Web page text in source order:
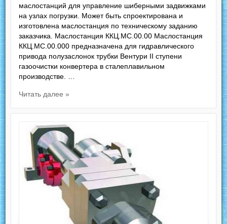
маслостанций для управление шиберными задвижками
на узлах погрузки. Может быть спроектирована и
изготовлена маслостанция по техническому заданию
заказчика. Маслостанция ККЦ.МС.00.00 Маслостанция
ККЦ.МС.00.000 предназначена для гидравлического
привода полузаслонок трубки Вентури II ступени
газоочистки конвертера в сталеплавильном
производстве. …
Читать далее »